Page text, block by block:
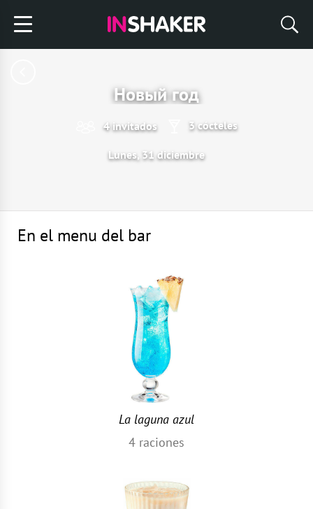
Новый год
4 invitados 3 cócteles
Lunes, 31 diciembre
En el menu del bar
La laguna azul
4 raciones